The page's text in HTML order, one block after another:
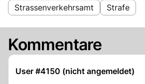
Strassenverkehrsamt Strafe
Kommentare
User #4150 (nicht angemeldet)